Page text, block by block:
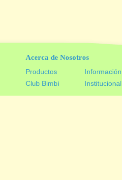
Acerca de Nosotros
Productos
Información
Club Bimbi
Institucional